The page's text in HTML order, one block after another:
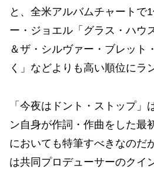
と、全米アルバムチャートで
ー・ジョエル「グラス・ハウ
＆ザ・シルヴァー・ブレット
く」などよりも高い順位にラ
「今夜はドント・ストップ」
ン自身が作詞・作曲をした最
においても特筆すべきなのだ
は共同プロデューサーのクイ